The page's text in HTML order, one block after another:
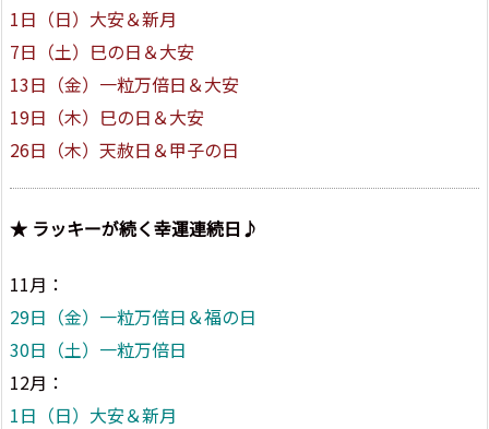
1日（日）大安＆新月
7日（土）巳の日＆大安
13日（金）一粒万倍日＆大安
19日（木）巳の日＆大安
26日（木）天赦日＆甲子の日
★ ラッキーが続く幸運連続日♪
11月：
29日（金）一粒万倍日＆福の日
30日（土）一粒万倍日
12月：
1日（日）大安＆新月